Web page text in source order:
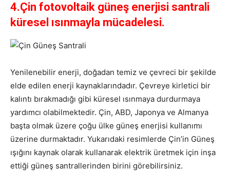
4.Çin fotovoltaik güneş enerjisi santrali
küresel ısınmayla mücadelesi.
Yenilenebilir enerji, doğadan temiz ve çevreci bir şekilde
elde edilen enerji kaynaklarındadır. Çevreye kirletici bir
kalıntı bırakmadığı gibi küresel ısınmaya durdurmaya
yardımcı olabilmektedir. Çin, ABD, Japonya ve Almanya
başta olmak üzere çoğu ülke güneş enerjisi kullanımı
üzerine durmaktadır. Yukarıdaki resimlerde Çin’in Güneş
ışığını kaynak olarak kullanarak elektrik üretmek için inşa
ettiği güneş santrallerinden birini görebilirsiniz.